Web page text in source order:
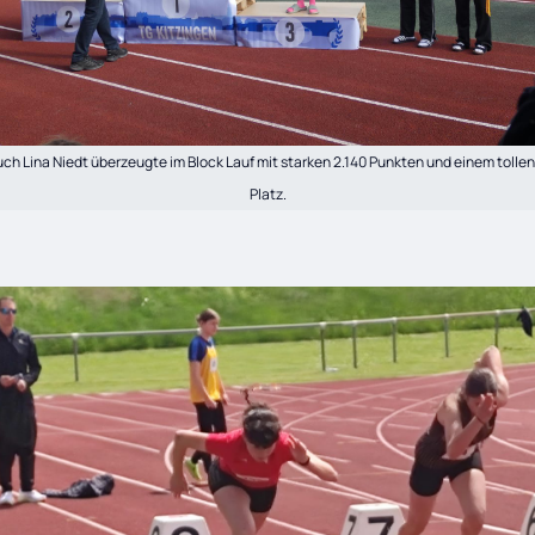
Lina Niedt überzeugte im Block Lauf mit starken 2.140 Punkten und einem
Platz.